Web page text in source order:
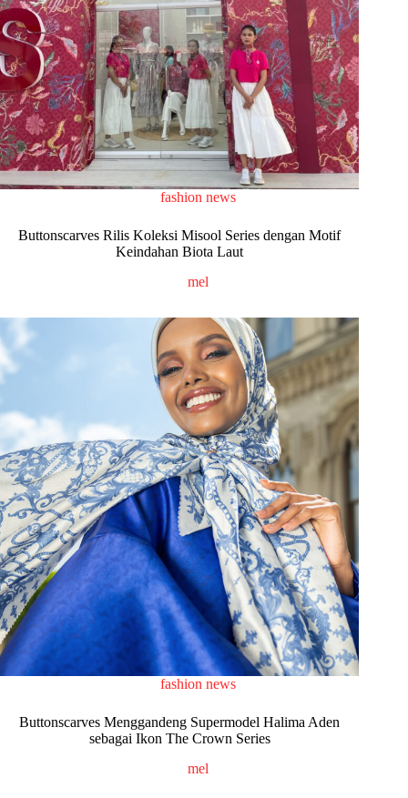
fashion news
Buttonscarves Rilis Koleksi Misool Series dengan Motif
Keindahan Biota Laut
mel
fashion news
Buttonscarves Menggandeng Supermodel Halima Aden
sebagai Ikon The Crown Series
mel